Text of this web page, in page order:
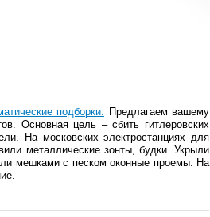
подборки. Предлагаем вашему
Основная цель – сбить гитлеровских
На московских электростанциях для
металлические зонты, будки. Укрыли
мешками с песком оконные проемы. На